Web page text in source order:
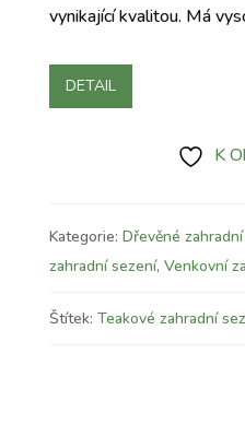
vynikající kvalitou. Má
DETAIL
K
Kategorie: Dřevěné
zahradní sezení, Venkovní
Štítek: Teakové zahradní